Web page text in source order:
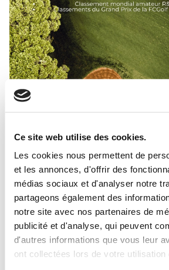
Ce site web utilise des cookies.
Les cookies nous permettent de
et les annonces, d'offrir des
médias sociaux et d'analyser notre
partageons également des
notre site avec nos partenaires de
publicité et d'analyse, qui peuvent
d'autres informations que vous leur
ont collectées lors de votre
INSCRPTIONS